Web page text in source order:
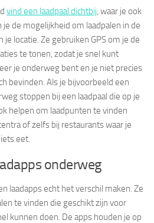
vind een laadpaal dichtbij, waar je ook
de mogelijkheid om laadpalen in de
locatie. Ze gebruiken GPS om je de
te tonen, zodat je snel kunt
je onderweg bent en je niet precies
bevinden. Als je bijvoorbeeld een
stoppen bij een laadpaal die op je
helpen om laadpunten te vinden
of zelfs bij restaurants waar je
eet.
onderweg
laadapps echt het verschil maken. Ze
te vinden die geschikt zijn voor
kunnen doen. De apps houden je op